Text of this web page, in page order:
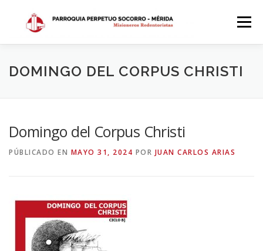
contenido
Menú
INICIO DÓNDE ESTAMOS HISTORIA
SACRAMENTOS CALENDARIO PARROQUIAL 2024
DOMINGO DEL CORPUS CHRISTI
Domingo del Corpus Christi
PÚBLICADO EN MAYO 31, 2024 POR JUAN CARLOS ARIAS